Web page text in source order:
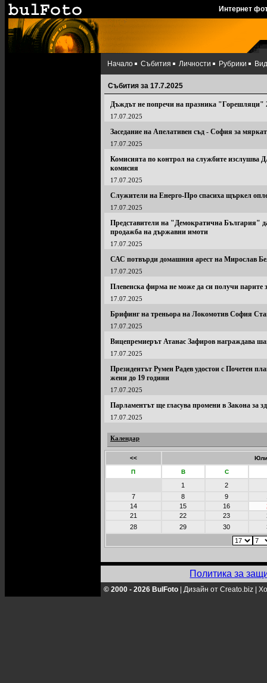
Интернет
Начало Събития Личности Рубрики
Събития за 17.7.2025
Дъждът не попречи на празника "Горешляци"
17.07.2025
Заседание на Апелативен съд - София за
17.07.2025
Комисията по контрол на службите
комисия
17.07.2025
Служители на Енерго-Про спасиха щъркел
17.07.2025
Представители на "Демократична България"
продажба на държавни имоти
17.07.2025
САС потвърди домашния арест на Мирослав
17.07.2025
Плевенска фирма не може да си получи
17.07.2025
Брифинг на треньора на Локомотив София
17.07.2025
Вицепремиерът Атанас Зафиров награждава
17.07.2025
Президентът Румен Радев удостои с Почетен
жени до 19 години
17.07.2025
Парламентът ще гласува промени в Закона за
17.07.2025
Календар
<<
П В С
1
2
7
8 9
14
15 16
21 22 23
28
29 30
Политика за
© 2000 - 2026 BulFoto Дизайн от Creato.biz